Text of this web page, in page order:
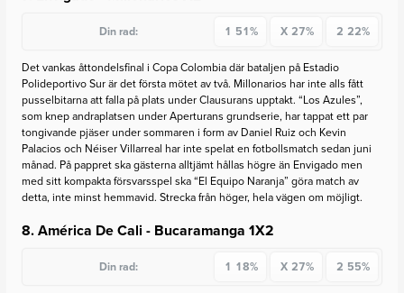
Din rad: 1 51% X 27% 2 22%
Det vankas åttondelsfinal i Copa Colombia där bataljen på Estadio
Polideportivo Sur är det första mötet av två. Millonarios har inte alls fått
pusselbitarna att falla på plats under Clausurans upptakt. “Los Azules”,
som knep andraplatsen under Aperturans grundserie, har tappat ett par
tongivande pjäser under sommaren i form av Daniel Ruiz och Kevin
Palacios och Néiser Villarreal har inte spelat en fotbollsmatch sedan juni
månad. På pappret ska gästerna alltjämt hållas högre än Envigado men
med sitt kompakta försvarsspel ska “El Equipo Naranja” göra match av
detta, inte minst hemmavid. Strecka från höger, hela vägen om möjligt.
8. América De Cali - Bucaramanga1X2
Din rad: 1 18% X 27% 2 55%